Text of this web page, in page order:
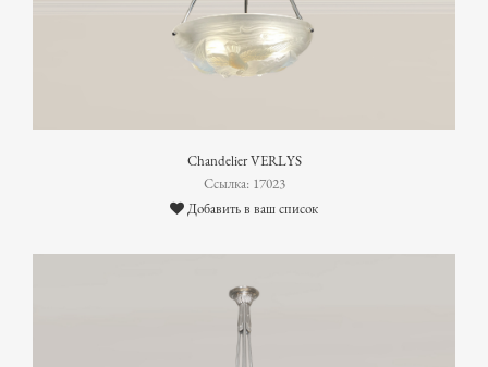
Chandelier VERLYS
Ссылка: 17023
Добавить в ваш список